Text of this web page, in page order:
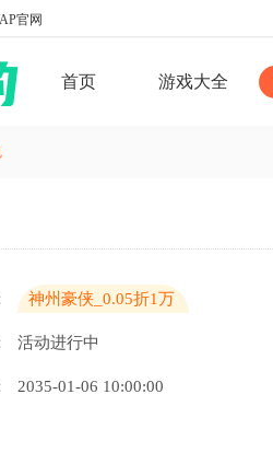
官网
首页 游戏大全
神州豪侠_0.05折1万
活动进行中
2035-01-06 10:00:00